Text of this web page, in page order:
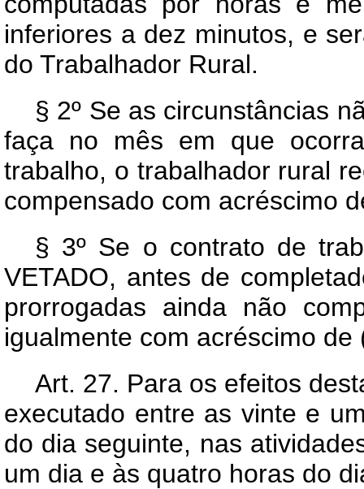
inferiores a dez minutos, e
do Trabalhador Rural.
§ 2º Se as circunstâncias
faça no mês em que
trabalho, o trabalhador rural
compensado com acréscimo
§ 3º Se o contrato de
VETADO, antes de
prorrogadas ainda não
igualmente com acréscimo
Art. 27. Para os efeitos
executado entre as vinte e
do dia seguinte, nas
um dia e às quatro horas do